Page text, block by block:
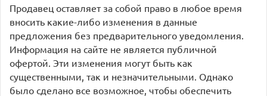
Продавец оставляет за собой право в любое время
вносить какие-либо изменения в данные
предложения без предварительного уведомления.
Информация на сайте не является публичной
офертой. Эти изменения могут быть как
существенными, так и незначительными. Однако
было сделано все возможное, чтобы обеспечить